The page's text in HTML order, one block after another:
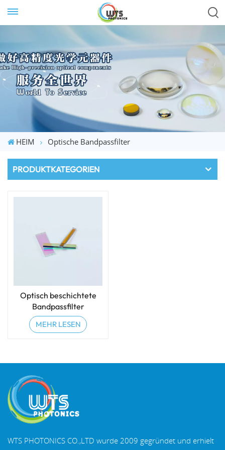
HEIM Optische Bandpassfilter
PRODUKTKATEGORIEN
Optisch beschichtete
Bandpassfilter
MEHR LESEN
WTS PHOTONICS CO.,LTD wurde 2009 gegründet und erhielt